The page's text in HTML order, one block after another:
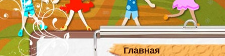
Главная